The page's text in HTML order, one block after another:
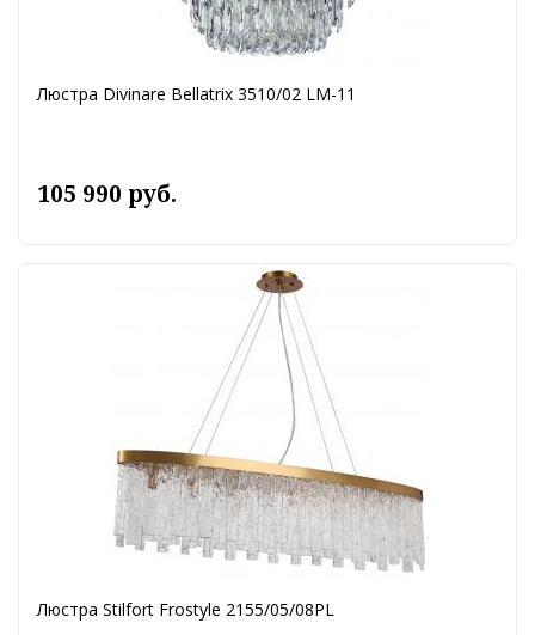
Люстра Divinare Bellatrix 3510/02 LM-11
105 990 руб.
Люстра Stilfort Frostyle 2155/05/08PL